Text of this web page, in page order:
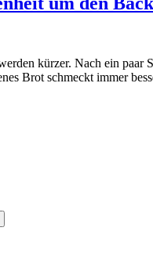
kürzer. Nach ein
Brot schmeckt immer